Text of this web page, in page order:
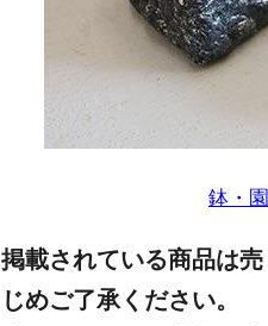
鉢・
掲載されている商品は
じめご了承ください。